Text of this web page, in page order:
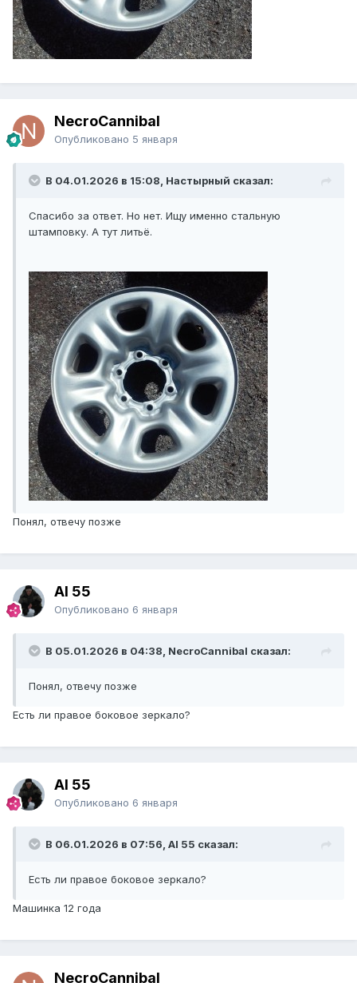
NecroCannibal
Опубликовано 5 января
В 04.01.2026 в 15:08, Настырный сказал:
Спасибо за ответ. Но нет. Ищу именно стальную
штамповку. А тут литьё.
Понял, отвечу позже
Al 55
Опубликовано 6 января
В 05.01.2026 в 04:38, NecroCannibal сказал:
Понял, отвечу позже
Есть ли правое боковое зеркало?
Al 55
Опубликовано 6 января
В 06.01.2026 в 07:56, Al 55 сказал:
Есть ли правое боковое зеркало?
Машинка 12 года
NecroCannibal